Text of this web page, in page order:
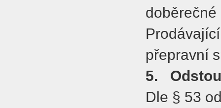
přepravní
5.
Dle § 53